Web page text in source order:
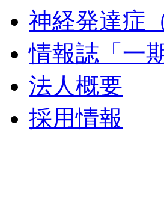
神経発達症
情報誌「一
法人概要
採用情報